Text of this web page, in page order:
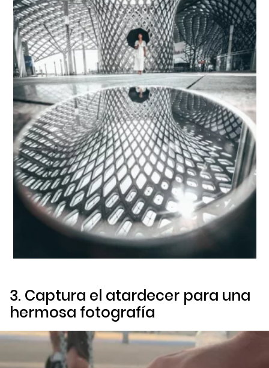
3. Captura el atardecer para una
hermosa fotografía